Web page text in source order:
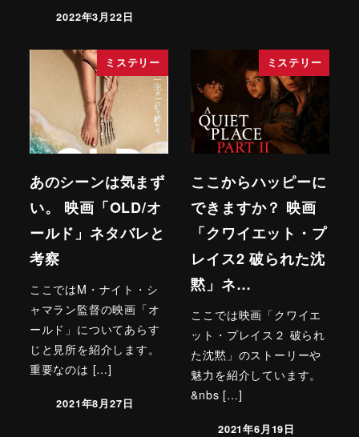
2022年3月22日
ミステリー
あのシーンは気まず
い。 映画「OLD/オ
ールド」ネタバレと
考察
ここではM・ナイト・シ
ャマラン監督の映画「オ
ールド」についてあらす
じと見所を紹介します。
重要なのは […]
2021年8月27日
ミステリー
ここからハッピーに
できますか？ 映画
「クワイエット・プ
レイス2 破られた沈
黙」ネ…
ここでは映画「クワイエ
ット・プレイス２ 破られ
た沈黙」のストーリーや
魅力を紹介しています。
&nbs […]
2021年6月19日